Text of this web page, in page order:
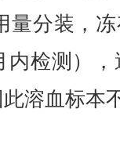
量分装，
检测）
溶血标本